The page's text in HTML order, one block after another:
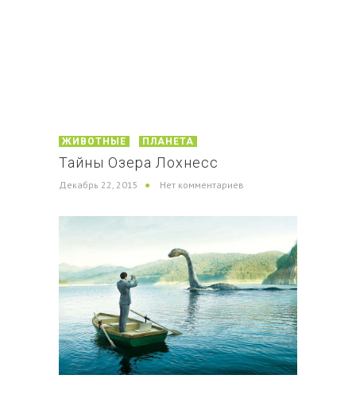
ЖИВОТНЫЕ ПЛАНЕТА
Тайны Озера Лохнесс
Декабрь 22, 2015 Нет комментариев